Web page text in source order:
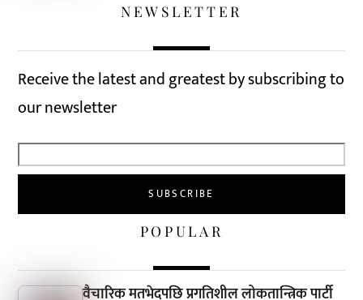
NEWSLETTER
Receive the latest and greatest by subscribing to
our newsletter
POPULAR
वैचारिक मतभेदपछि प्रगतिशील लोकतान्त्रिक पार्टी